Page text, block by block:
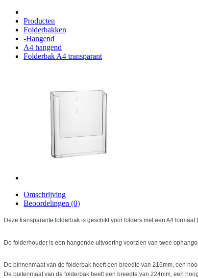
Producten
Folderbakken
-Hangend
A4 hangend
Folderbak A4 transparant
Omschrijving
Beoordelingen (0)
Deze transparante folderbak is geschikt voor folders met een A4
De folderhouder is een hangende uitvoering voorzien van twee
De binnenmaat van de folderbak heeft een breedte van 216mm, een
De buitenmaat van de folderbak heeft een breedte van 224mm, een